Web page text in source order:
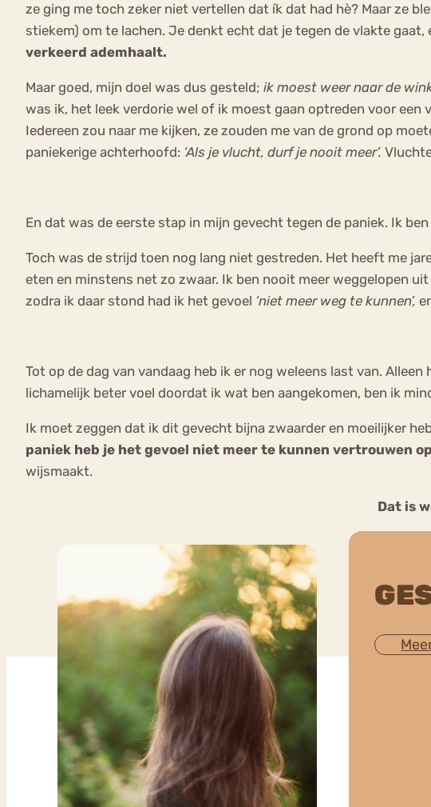
ze ging me toch zeker niet vertellen dat ík dat had hè? Maar ze
stiekem) om te lachen. Je denkt echt dat je tegen de vlakte
verkeerd ademhaalt.
Maar goed, mijn doel was dus gesteld; ik moest weer naar de
was ik, het leek verdorie wel of ik moest gaan optreden voor een
Iedereen zou naar me kijken, ze zouden me van de grond op
paniekerige achterhoofd: ‘Als je vlucht, durf je nooit meer’.
En dat was de eerste stap in mijn gevecht tegen de paniek. Ik
Toch was de strijd toen nog lang niet gestreden. Het heeft me
eten en minstens net zo zwaar. Ik ben nooit meer weggelopen
zodra ik daar stond had ik het gevoel ‘niet meer weg te kunnen’,
Tot op de dag van vandaag heb ik er nog weleens last van.
lichamelijk beter voel doordat ik wat ben aangekomen, ben ik
Ik moet zeggen dat ik dit gevecht bijna zwaarder en moeilijker
paniek heb je het gevoel niet meer te kunnen vertrouwen
wijsmaakt.
Dat is